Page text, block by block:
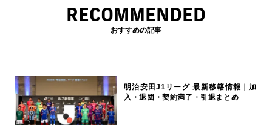
RECOMMENDED
おすすめの記事
明治安田J1リーグ 最新移籍情報｜加
入・退団・契約満了・引退まとめ